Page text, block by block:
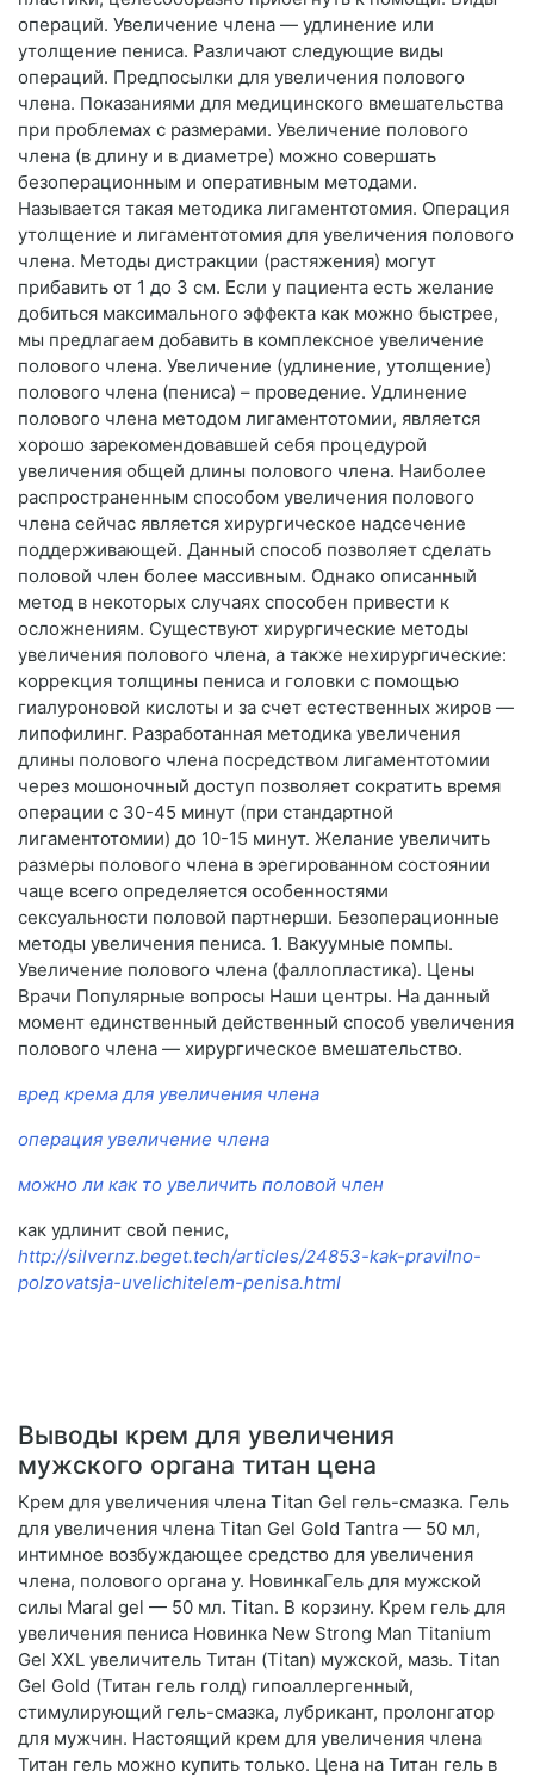
операций. Увеличение члена — удлинение или
утолщение пениса. Различают следующие виды
операций. Предпосылки для увеличения полового
члена. Показаниями для медицинского вмешательства
при проблемах с размерами. Увеличение полового
члена (в длину и в диаметре) можно совершать
безоперационным и оперативным методами.
Называется такая методика лигаментотомия. Операция
утолщение и лигаментотомия для увеличения полового
члена. Методы дистракции (растяжения) могут
прибавить от 1 до 3 см. Если у пациента есть желание
добиться максимального эффекта как можно быстрее,
мы предлагаем добавить в комплексное увеличение
полового члена. Увеличение (удлинение, утолщение)
полового члена (пениса) – проведение. Удлинение
полового члена методом лигаментотомии, является
хорошо зарекомендовавшей себя процедурой
увеличения общей длины полового члена. Наиболее
распространенным способом увеличения полового
члена сейчас является хирургическое надсечение
поддерживающей. Данный способ позволяет сделать
половой член более массивным. Однако описанный
метод в некоторых случаях способен привести к
осложнениям. Существуют хирургические методы
увеличения полового члена, а также нехирургические:
коррекция толщины пениса и головки с помощью
гиалуроновой кислоты и за счет естественных жиров —
липофилинг. Разработанная методика увеличения
длины полового члена посредством лигаментотомии
через мошоночный доступ позволяет сократить время
операции с 30-45 минут (при стандартной
лигаментотомии) до 10-15 минут. Желание увеличить
размеры полового члена в эрегированном состоянии
чаще всего определяется особенностями
сексуальности половой партнерши. Безоперационные
методы увеличения пениса. 1. Вакуумные помпы.
Увеличение полового члена (фаллопластика). Цены
Врачи Популярные вопросы Наши центры. На данный
момент единственный действенный способ увеличения
полового члена — хирургическое вмешательство.
вред крема для увеличения члена
операция увеличение члена
можно ли как то увеличить половой член
как удлинит свой пенис,
http://silvernz.beget.tech/articles/24853-kak-pravilno-
polzovatsja-uvelichitelem-penisa.html
Выводы крем для увеличения
мужского органа титан цена
Крем для увеличения члена Titan Gel гель-смазка. Гель
для увеличения члена Titan Gel Gold Tantra — 50 мл,
интимное возбуждающее средство для увеличения
члена, полового органа у. НовинкаГель для мужской
силы Maral gel — 50 мл. Titan. В корзину. Крем гель для
увеличения пениса Новинка New Strong Man Titanium
Gel XXL увеличитель Титан (Titan) мужской, мазь. Titan
Gel Gold (Титан гель голд) гипоаллергенный,
стимулирующий гель-смазка, лубрикант, пролонгатор
для мужчин. Настоящий крем для увеличения члена
Титан гель можно купить только. Цена на Титан гель в